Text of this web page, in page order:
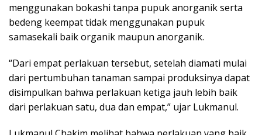
menggunakan bokashi tanpa pupuk anorganik serta
bedeng keempat tidak menggunakan pupuk
samasekali baik organik maupun anorganik.
“Dari empat perlakuan tersebut, setelah diamati mulai
dari pertumbuhan tanaman sampai produksinya dapat
disimpulkan bahwa perlakuan ketiga jauh lebih baik
dari perlakuan satu, dua dan empat,” ujar Lukmanul.